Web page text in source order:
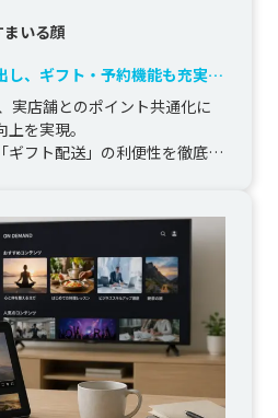
いる顔
し、ギフト・予約機能も充実さ
実店舗とのポイント共通化に
を実現。
ギフト配送」の利便性を徹底追